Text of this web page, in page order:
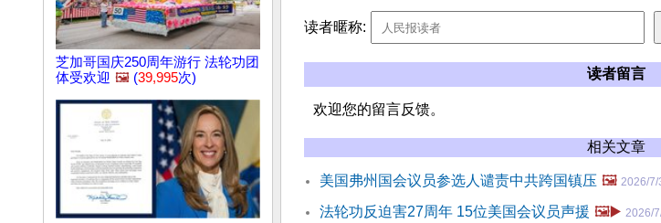
芝加哥国庆250周年游行 法轮功团
体受欢迎 🖼️ (39,995次)
读者暱称:
读者留言
欢迎您的留言反馈。
相关文章
美国弗州国会议员参选人谴责中共跨国镇压 🖼️ 2026/7/
法轮功反迫害27周年 15位美国会议员声援 🖼️▶️ 2026/